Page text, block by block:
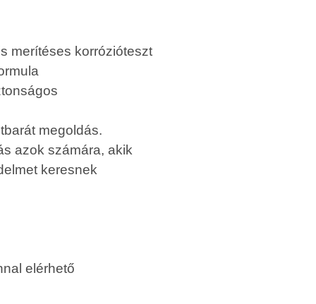
merítéses korrózióteszt
megoldás.
azok számára, akik
keresnek
elérhető